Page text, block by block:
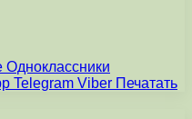
Одноклассники
Telegram Viber Печатать